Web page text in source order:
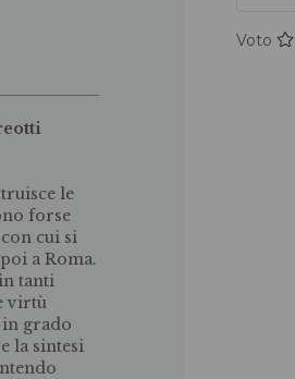
le
forse
cui si
a Roma.
tanti
virtù
in grado
la sintesi
Voto